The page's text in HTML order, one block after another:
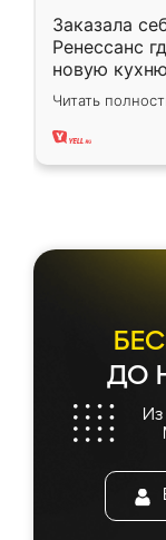
Заказала
Ренессанс
новую
вполне
два года,
Читать
ДО